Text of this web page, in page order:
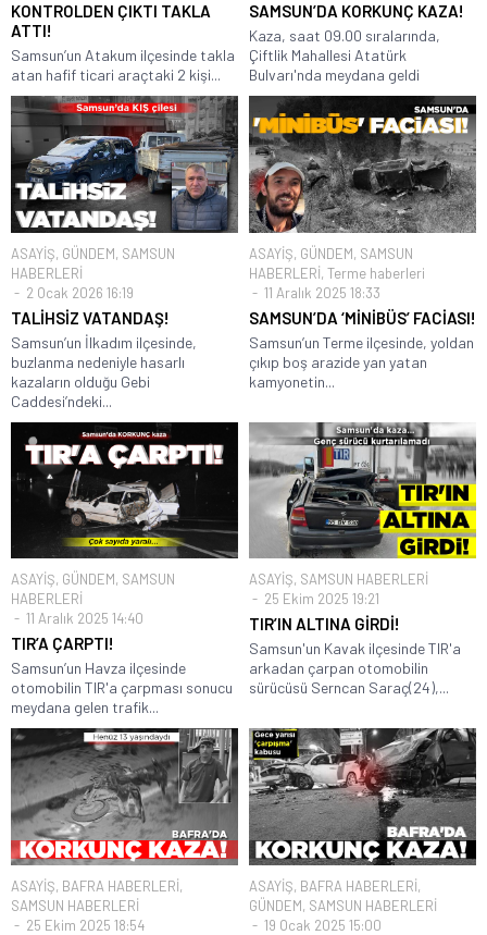
KONTROLDEN ÇIKTI TAKLA
ATTI!
Samsun’un Atakum ilçesinde takla
atan hafif ticari araçtaki 2 kişi...
SAMSUN’DA KORKUNÇ KAZA!
Kaza, saat 09.00 sıralarında,
Çiftlik Mahallesi Atatürk
Bulvarı'nda meydana geldi
ASAYİŞ, GÜNDEM, SAMSUN
HABERLERİ
2 Ocak 2026 16:19
TALİHSİZ VATANDAŞ!
Samsun’un İlkadım ilçesinde,
buzlanma nedeniyle hasarlı
kazaların olduğu Gebi
Caddesi’ndeki...
ASAYİŞ, GÜNDEM, SAMSUN
HABERLERİ, Terme haberleri
11 Aralık 2025 18:33
SAMSUN’DA ‘MİNİBÜS’ FACİASI!
Samsun’un Terme ilçesinde, yoldan
çıkıp boş arazide yan yatan
kamyonetin...
ASAYİŞ, GÜNDEM, SAMSUN
HABERLERİ
11 Aralık 2025 14:40
TIR’A ÇARPTI!
Samsun’un Havza ilçesinde
otomobilin TIR'a çarpması sonucu
meydana gelen trafik...
ASAYİŞ, SAMSUN HABERLERİ
25 Ekim 2025 19:21
TIR’IN ALTINA GİRDİ!
Samsun'un Kavak ilçesinde TIR'a
arkadan çarpan otomobilin
sürücüsü Serncan Saraç(24),...
ASAYİŞ, BAFRA HABERLERİ,
SAMSUN HABERLERİ
25 Ekim 2025 18:54
ASAYİŞ, BAFRA HABERLERİ,
GÜNDEM, SAMSUN HABERLERİ
19 Ocak 2025 15:00